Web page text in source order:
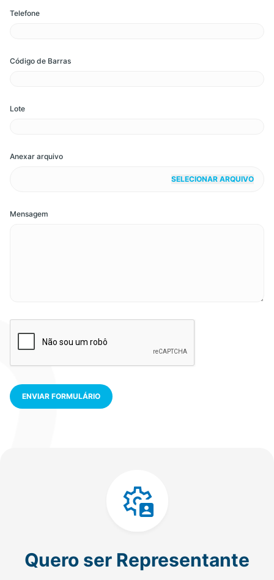
Telefone
Código de Barras
Lote
Anexar arquivo
SELECIONAR ARQUIVO
Mensagem
ENVIAR FORMULÁRIO
Quero ser Representante